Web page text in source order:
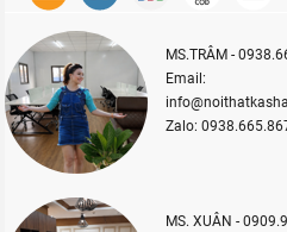
MS.TRÂM -
Email:
Zalo:
MS. XUÂN -